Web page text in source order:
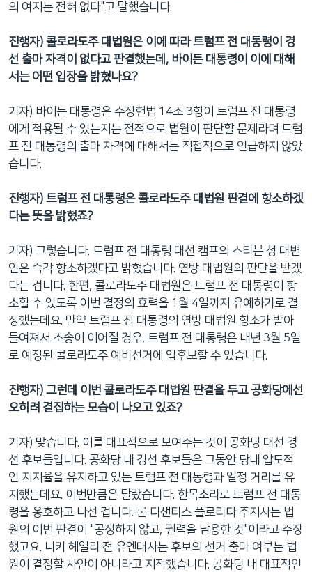
의 여지는 전혀 없다"고 말했습니다.
진행자) 콜로라도주 대법원은 이에 따라 트럼프 전 대통령이 경
선 출마 자격이 없다고 판결했는데, 바이든 대통령이 이에 대해
서는 어떤 입장을 밝혔나요?
기자) 바이든 대통령은 수정헌법 14조 3항이 트럼프 전 대통령
에게 적용될 수 있는지는 전적으로 법원이 판단할 문제라며 트럼
프 전 대통령의 출마 자격에 대해서는 직접적으로 언급하지 않았
습니다.
진행자) 트럼프 전 대통령은 콜로라도주 대법원 판결에 항소하겠
다는 뜻을 밝혔죠?
기자) 그렇습니다. 트럼프 전 대통령 대선 캠프의 스티븐 청 대변
인은 즉각 항소하겠다고 밝혔습니다. 연방 대법원의 판단을 받겠
다는 겁니다. 한편, 콜로라도주 대법원은 트럼프 전 대통령이 항
소할 수 있도록 이번 결정의 효력을 1월 4일까지 유예하기로 결
정했는데요. 만약 트럼프 전 대통령의 연방 대법원 항소가 받아
들여져서 소송이 이어질 경우, 트럼프 전 대통령은 내년 3월 5일
로 예정된 콜로라도주 예비선거에 입후보할 수 있습니다.
진행자) 그런데 이번 콜로라도주 대법원 판결을 두고 공화당에선
오히려 결집하는 모습이 나오고 있죠?
기자) 맞습니다. 이를 대표적으로 보여주는 것이 공화당 대선 경
선 후보들입니다. 공화당 내 경선 후보들은 그동안 당내 압도적
인 지지율을 유지하고 있는 트럼프 전 대통령과 일정 거리를 유
지했는데요. 이번만큼은 달랐습니다. 한목소리로 트럼프 전 대통
령을 옹호하고 나선 겁니다. 론 디샌티스 플로리다 주지사는 법
원의 이번 판결이 "공정하지 않고, 권력을 남용한 것"이라고 주장
했고요. 니키 헤일리 전 유엔대사는 후보의 선거 출마 여부는 법
원이 결정할 사안이 아니라고 지적했습니다. 공화당 내 대표적인